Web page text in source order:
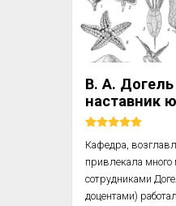
беспорядке на
сделал
крышей, трубами,
воротами и
вырезал челов...
В. А.
наставник
Кафедра,
привлекала много
сотрудниками
доцентами)